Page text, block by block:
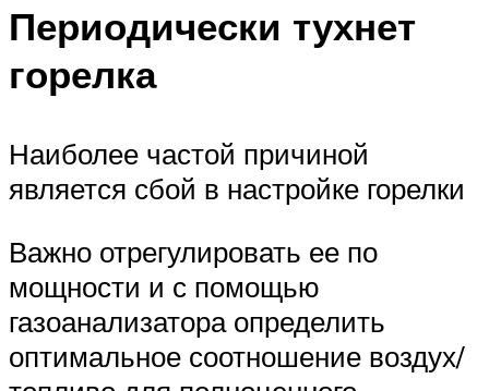
Периодически тухнет
горелка
Наиболее частой причиной
является сбой в настройке горелки
Важно отрегулировать ее по
мощности и с помощью
газоанализатора определить
оптимальное соотношение воздух/